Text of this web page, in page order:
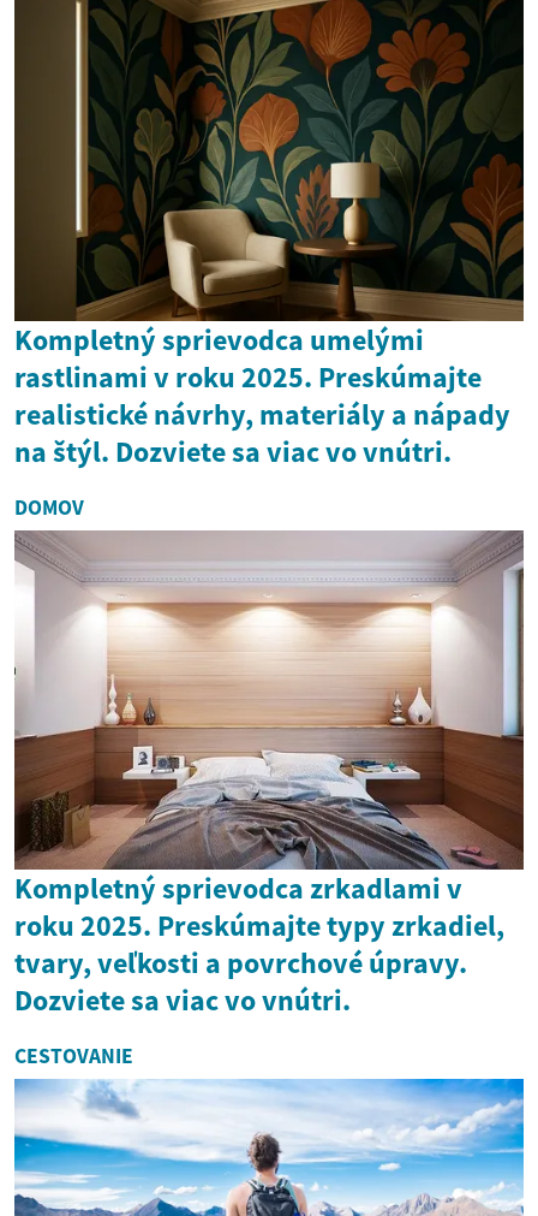
Kompletný sprievodca umelými
rastlinami v roku 2025. Preskúmajte
realistické návrhy, materiály a nápady
na štýl. Dozviete sa viac vo vnútri.
DOMOV
Kompletný sprievodca zrkadlami v
roku 2025. Preskúmajte typy zrkadiel,
tvary, veľkosti a povrchové úpravy.
Dozviete sa viac vo vnútri.
CESTOVANIE